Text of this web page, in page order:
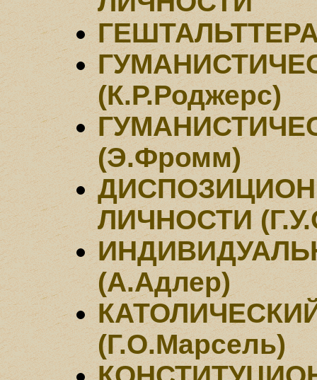
(К.Р.Роджерс)
(Э.Фромм)
ЛИЧНОСТИ
(А.Адлер)
(Г.О.Марсель)